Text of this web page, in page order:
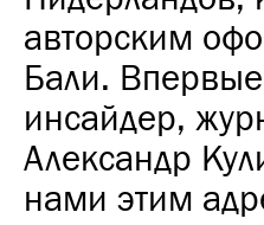
авторским
Бали.
инсайдер,
Александр
нами этим